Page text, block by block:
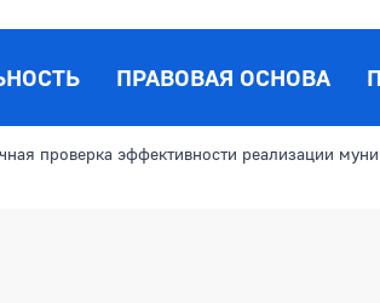
ПРАВОВАЯ ОСНОВА
проверка эффективности реализации